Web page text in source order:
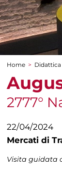
Tu sei qui
Home > Didattica
2777°
22/04/2024
Mercati di
Visita guidata